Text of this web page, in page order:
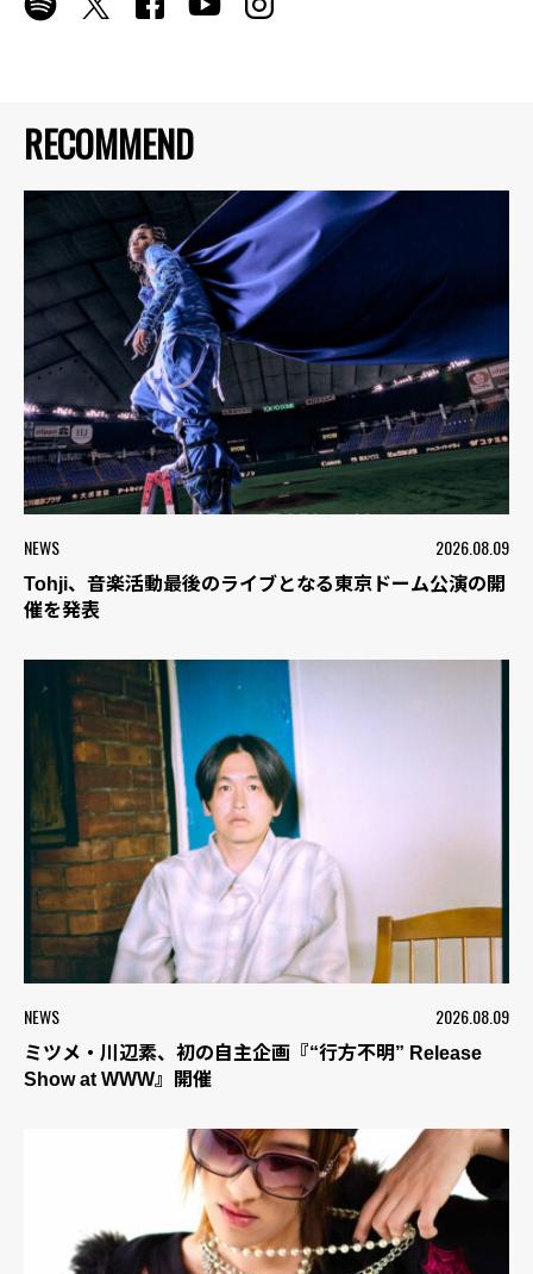
RECOMMEND
NEWS 2026.08.09
Tohji、音楽活動最後のライブとなる東京ドーム公演の開
催を発表
NEWS 2026.08.09
ミツメ・川辺素、初の自主企画『“行方不明” Release
Show at WWW』開催